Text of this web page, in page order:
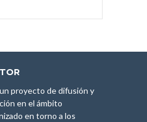
proyecto de difusión y
en el ámbito
en torno a los